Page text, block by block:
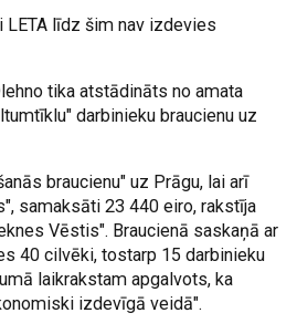
LETA līdz šim nav izdevies
tika atstādināts no amata
darbinieku braucienu uz
braucienu" uz Prāgu, lai arī
samaksāti 23 440 eiro, rakstīja
Vēstis". Braucienā saskaņā ar
40 cilvēki, tostarp 15 darbinieku
laikrakstam apgalvots, ka
izdevīgā veidā".